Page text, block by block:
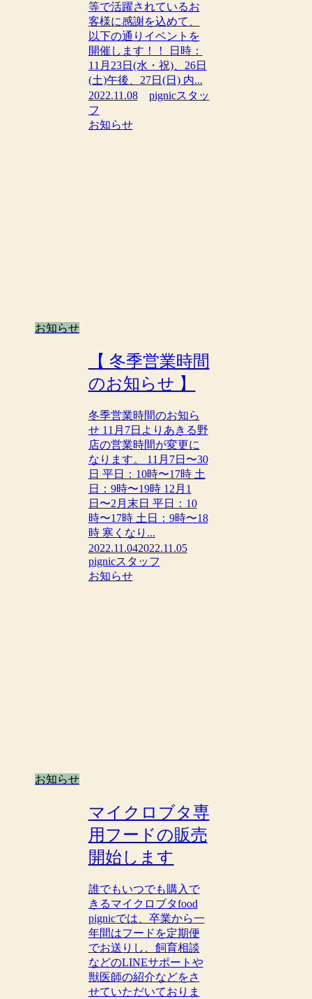
等で活躍されているお
客様に感謝を込めて、
以下の通りイベントを
開催します！！ 日時：
11月23日(水・祝)、26日
(土)午後、27日(日) 内...
2022.11.08
pignicスタッ
フ
お知らせ
お知らせ
【 冬季営業時間
のお知らせ 】
冬季営業時間のお知ら
せ 11月7日よりあきる野
店の営業時間が変更に
なります。 11月7日〜30
日 平日：10時〜17時 土
日：9時〜19時 12月1
日〜2月末日 平日：10
時〜17時 土日：9時〜18
時 寒くなり...
2022.11.042022.11.05
pignicスタッフ
お知らせ
お知らせ
マイクロブタ専
用フードの販売
開始します
誰でもいつでも購入で
きるマイクロブタfood
pignicでは、卒業から一
年間はフードを定期便
でお送りし、飼育相談
などのLINEサポートや
獣医師の紹介などをさ
せていただいておりま